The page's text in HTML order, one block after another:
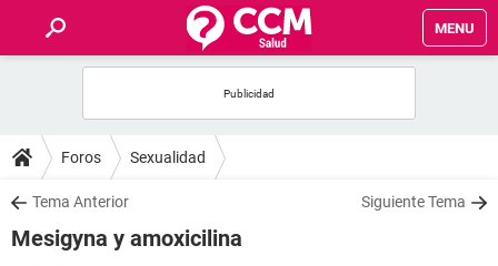
MENU
FOROS
SALUD
FAMILIA
Foros Sexualidad
Tema Anterior Siguiente Tema
Mesigyna y amoxicilina